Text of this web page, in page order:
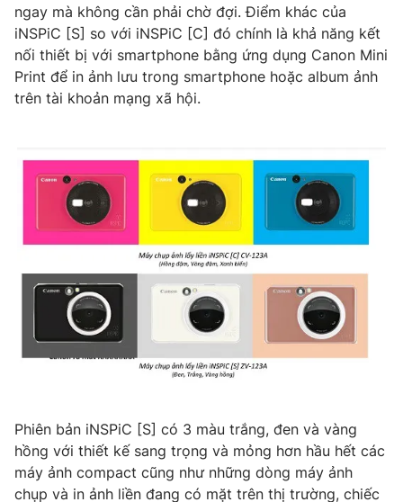
Thị trường
Tư vấn
Lịch phát sóng
Chuyên mục khác
Photo Infographic
Shorts video
VTV Money VTV Thể thao
VTV Sức khoẻ Bất động sản
Tấm lòng Việt
VTV4 Vươn mình bằng AI
VTV9 VTV8
ngay mà không cần phải chờ đợi. Điểm khác của
iNSPiC [S] so với iNSPiC [C] đó chính là khả năng kết
nối thiết bị với smartphone bằng ứng dụng Canon Mini
Print để in ảnh lưu trong smartphone hoặc album ảnh
trên tài khoản mạng xã hội.
Phiên bản iNSPiC [S] có 3 màu trắng, đen và vàng
hồng với thiết kế sang trọng và mỏng hơn hầu hết các
máy ảnh compact cũng như những dòng máy ảnh
chụp và in ảnh liền đang có mặt trên thị trường, chiếc